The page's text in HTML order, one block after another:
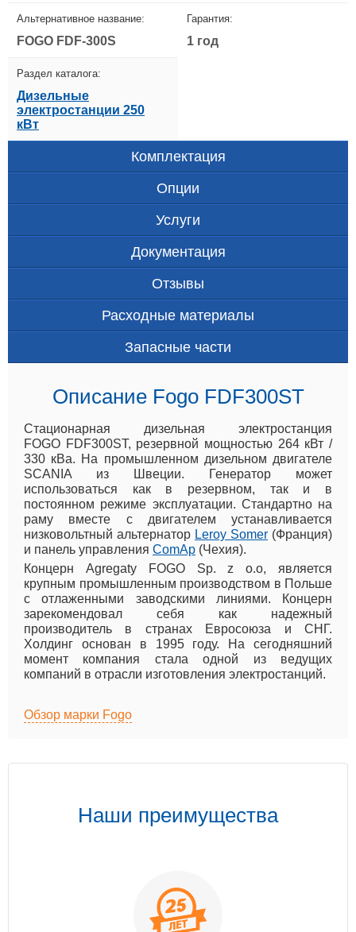
Альтернативное название:
FOGO FDF-300S
Гарантия:
1 год
Раздел каталога:
Дизельные
электростанции 250
кВт
Комплектация
Опции
Услуги
Документация
Отзывы
Расходные материалы
Запасные части
Описание Fogo FDF300ST
Стационарная дизельная электростанция
FOGO FDF300ST, резервной мощностью 264 кВт /
330 кВа. На промышленном дизельном двигателе
SCANIA из Швеции. Генератор может
использоваться как в резервном, так и в
постоянном режиме эксплуатации. Стандартно на
раму вместе с двигателем устанавливается
низковольтный альтернатор Leroy Somer (Франция)
и панель управления ComAp (Чехия).
Концерн Agregaty FOGO Sp. z o.o, является
крупным промышленным производством в Польше
с отлаженными заводскими линиями. Концерн
зарекомендовал себя как надежный
производитель в странах Евросоюза и СНГ.
Холдинг основан в 1995 году. На сегодняшний
момент компания стала одной из ведущих
компаний в отрасли изготовления электростанций.
Обзор марки Fogo
Наши преимущества